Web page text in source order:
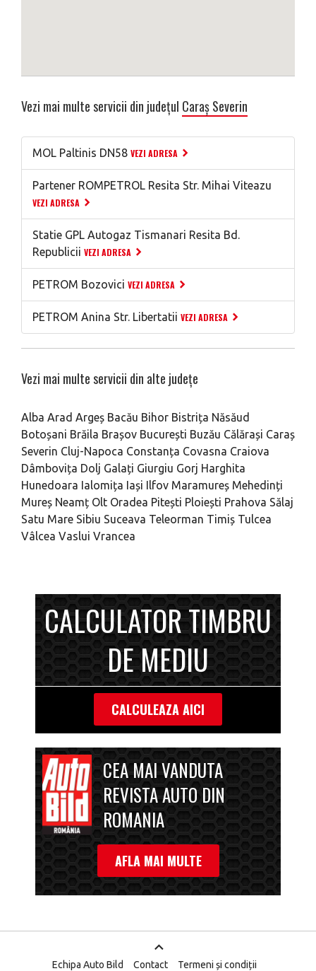
Vezi mai multe servicii din județul Caraș Severin
MOL Paltinis DN58 VEZI ADRESA
Partener ROMPETROL Resita Str. Mihai Viteazu
VEZI ADRESA
Statie GPL Autogaz Tismanari Resita Bd.
Republicii VEZI ADRESA
PETROM Bozovici VEZI ADRESA
PETROM Anina Str. Libertatii VEZI ADRESA
Vezi mai multe servicii din alte județe
Alba Arad Argeș Bacău Bihor Bistrița Năsăud
Botoșani Brăila Brașov București Buzău Călărași Caraș
Severin Cluj-Napoca Constanța Covasna Craiova
Dâmbovița Dolj Galați Giurgiu Gorj Harghita
Hunedoara Ialomița Iași Ilfov Maramureș Mehedinți
Mureș Neamț Olt Oradea Pitești Ploiești Prahova Sălaj
Satu Mare Sibiu Suceava Teleorman Timiș Tulcea
Vâlcea Vaslui Vrancea
CALCULATOR TIMBRU
DE MEDIU
CALCULEAZA AICI
CEA MAI VANDUTA
REVISTA AUTO DIN
ROMANIA
AFLA MAI MULTE
Echipa Auto Bild Contact Termeni și condiții